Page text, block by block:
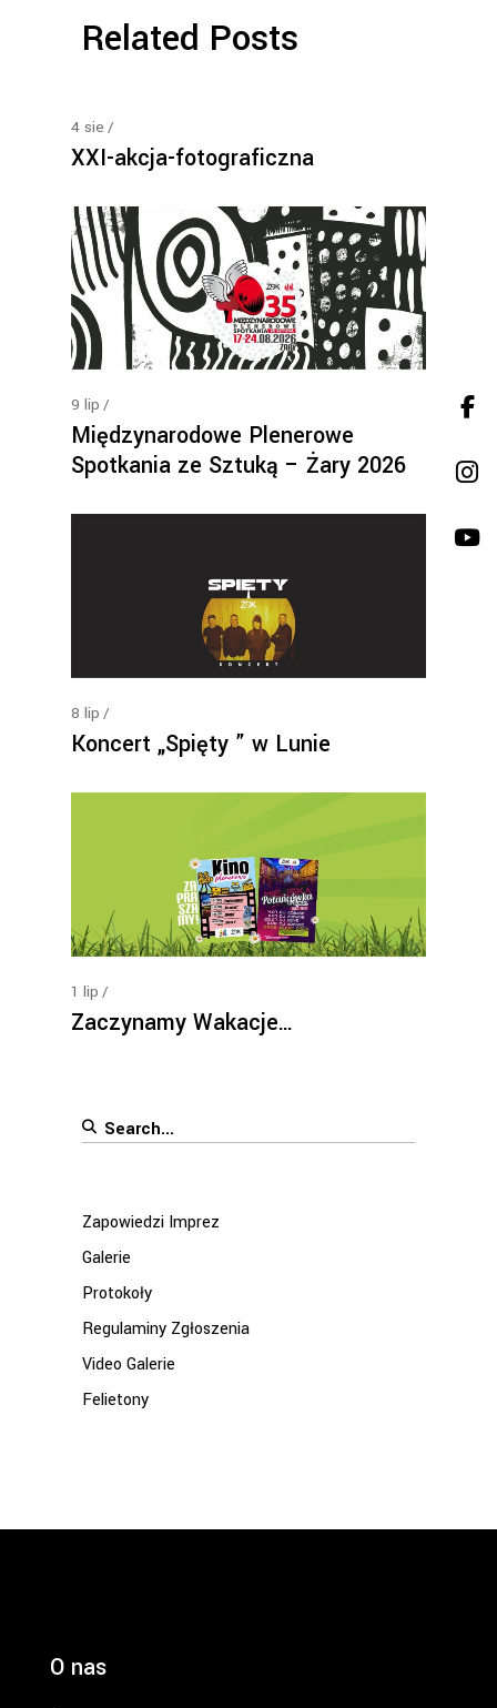
Related Posts
4 sie
XXI-akcja-fotograficzna
9 lip
Międzynarodowe Plenerowe
Spotkania ze Sztuką – Żary 2026
8 lip
Koncert „Spięty ” w Lunie
1 lip
Zaczynamy Wakacje…
Search
Zapowiedzi Imprez
Galerie
Protokoły
Regulaminy Zgłoszenia
Video Galerie
Felietony
O nas